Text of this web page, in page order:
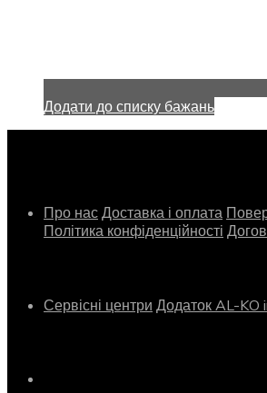
Додати до списку бажань
Про нас Доставка і оплата
Політика конфіденційності
Сервісні центри Додаток AL-KO